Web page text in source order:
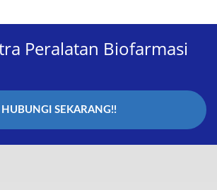
Peralatan Biofarmasi
HUBUNGI SEKARANG!!